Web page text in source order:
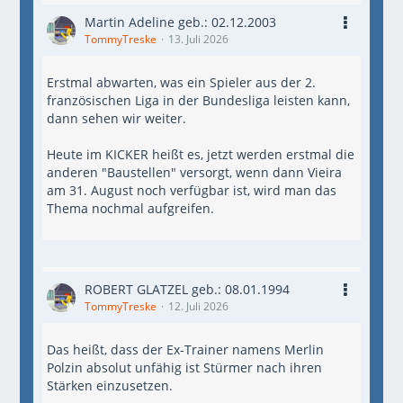
Martin Adeline geb.: 02.12.2003
TommyTreske 13. Juli 2026
Erstmal abwarten, was ein Spieler aus der 2.
französischen Liga in der Bundesliga leisten kann,
dann sehen wir weiter.
Heute im KICKER heißt es, jetzt werden erstmal die
anderen "Baustellen" versorgt, wenn dann Vieira
am 31. August noch verfügbar ist, wird man das
Thema nochmal aufgreifen.
ROBERT GLATZEL geb.: 08.01.1994
TommyTreske 12. Juli 2026
Das heißt, dass der Ex-Trainer namens Merlin
Polzin absolut unfähig ist Stürmer nach ihren
Stärken einzusetzen.